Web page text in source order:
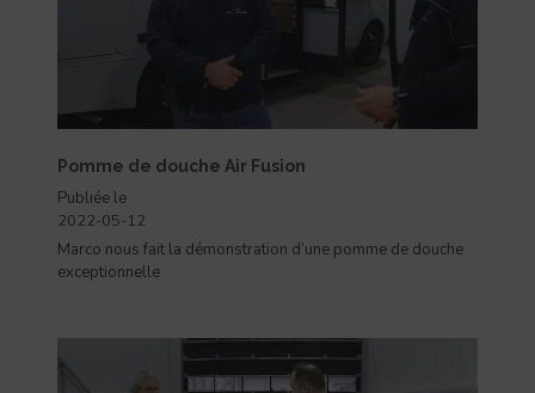
Pomme de douche Air Fusion
Publiée le
2022-05-12
Marco nous fait la démonstration d’une pomme de douche
exceptionnelle